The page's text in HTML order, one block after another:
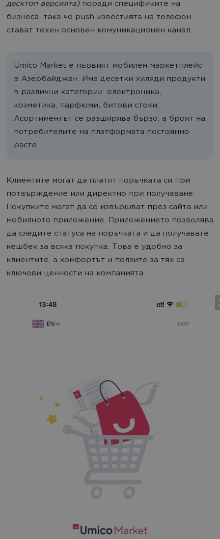
десктоп версията)поради спецификите на
бизнеса, така че push известията на телефон
стават техен основен комуникационен канал.
Umico Market е първият мобилен маркетплейс
в Азербайджан. Има десетки хиляди продукти
в различни категории: електроника,
козметика, парфюми, битови стоки.
Асортиментът се разширява бързо, а броят на
потребителите на платформата постоянно
расте.
Клиентите могат да платят поръчката си при
потвърждение или директно при получаване.
Покупките могат да се извършват през сайта или
мобилното приложение. Приложението позволява
да следите статуса на поръчката и да получавате
кешбек за всяка покупка. Това е удобно за
клиентите, а комфортът и ползите за тях са
ключови ценности на компанията.